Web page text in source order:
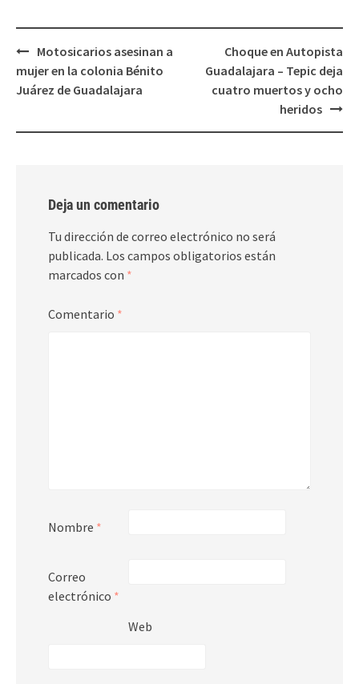
Post
navigation
Motosicarios asesinan a
mujer en la colonia Bénito
Juárez de Guadalajara
Choque en Autopista
Guadalajara – Tepic deja
cuatro muertos y ocho
heridos
Deja un comentario
Tu dirección de correo electrónico no será
publicada. Los campos obligatorios están
marcados con *
Comentario *
Nombre *
Correo
electrónico *
Web